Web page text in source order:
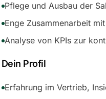
Pflege und Ausbau der
Enge Zusammenarbeit
Analyse von KPIs zur
Dein Profil
Erfahrung im Vertrieb,